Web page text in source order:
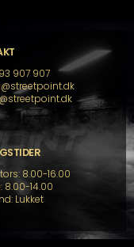
907 907
8.00-16.00
8.00-14.00
Lukket